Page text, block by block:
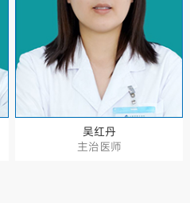
吴红丹
主治医师